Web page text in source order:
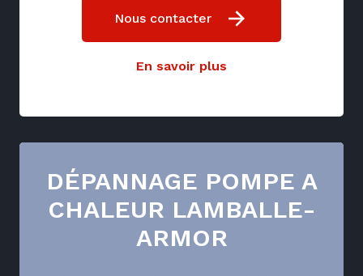
Nous contacter
En savoir plus
DÉPANNAGE POMPE A
CHALEUR LAMBALLE-
ARMOR